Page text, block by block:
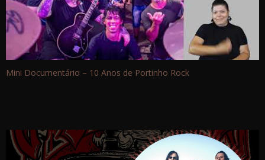
Mini Documentário – 10 Anos de Portinho Rock